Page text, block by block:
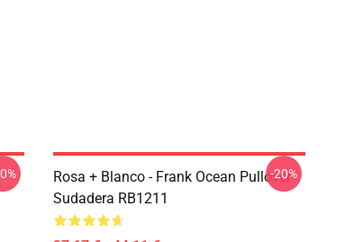
Rosa + Blanco - Frank Ocean Pullover
Sudadera RB1211
-20%